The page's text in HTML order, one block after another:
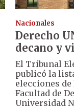
Nacionales
Derecho
decano y
El Tribunal
publicó la
elecciones de
Facultad de
Universidad